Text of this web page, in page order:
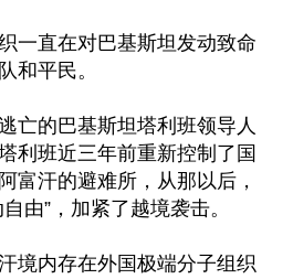
一直在对巴基斯坦发动致命
和平民。
亡的巴基斯坦塔利班领导人
利班近三年前重新控制了国
富汗的避难所，从那以后，
由”，加紧了越境袭击。
境内存在外国极端分子组织